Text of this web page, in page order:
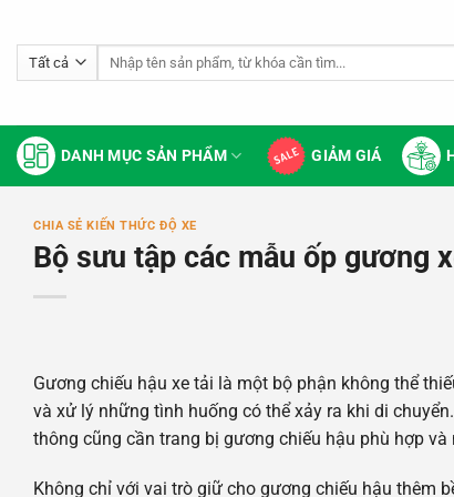
qua
DANH MỤC SẢN PHẨM GIẢM GIÁ
CHIA SẺ KIẾN THỨC ĐỘ XE
Bộ sưu tập các mẫu ốp gương
Gương chiếu hậu xe tải là một bộ phận không thể
và xử lý những tình huống có thể xảy ra khi di
thông cũng cần trang bị gương chiếu hậu phù hợp
Không chỉ với vai trò giữ cho gương chiếu hậu thêm